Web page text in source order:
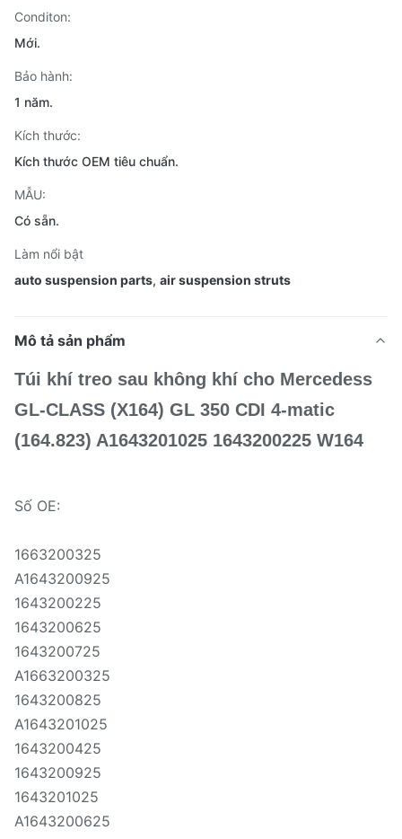
Conditon:
Mới.
Bảo hành:
1 năm.
Kích thước:
Kích thước OEM tiêu chuẩn.
MẪU:
Có sẵn.
Làm nổi bật
auto suspension parts, air suspension struts
Mô tả sản phẩm
Túi khí treo sau không khí cho Mercedess
GL-CLASS (X164) GL 350 CDI 4-matic
(164.823) A1643201025 1643200225 W164
Số OE:
1663200325
A1643200925
1643200225
1643200625
1643200725
A1663200325
1643200825
A1643201025
1643200425
1643200925
1643201025
A1643200625